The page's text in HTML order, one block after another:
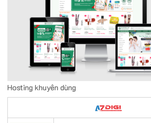
Hosting khuyên dùng